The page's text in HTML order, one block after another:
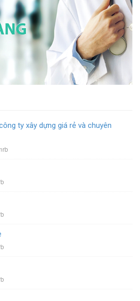
ty xây dựng giá rẻ và chuyên